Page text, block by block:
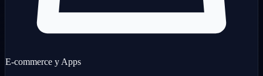
E-commerce y Apps